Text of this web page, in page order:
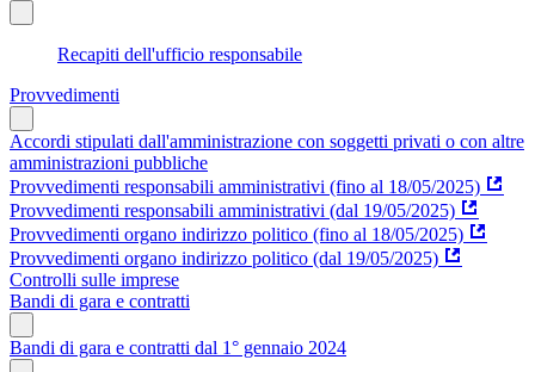
Recapiti dell'ufficio responsabile
Provvedimenti
Accordi stipulati dall'amministrazione con soggetti privati o con altre
amministrazioni pubbliche
Provvedimenti responsabili amministrativi (fino al 18/05/2025)
Provvedimenti responsabili amministrativi (dal 19/05/2025)
Provvedimenti organo indirizzo politico (fino al 18/05/2025)
Provvedimenti organo indirizzo politico (dal 19/05/2025)
Controlli sulle imprese
Bandi di gara e contratti
Bandi di gara e contratti dal 1° gennaio 2024